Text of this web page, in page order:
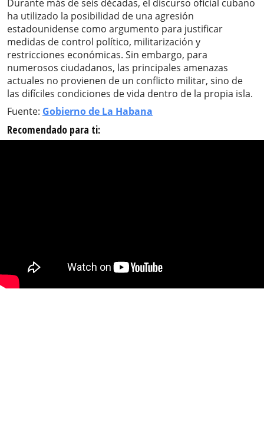
Durante más de seis décadas, el discurso oficial cubano
ha utilizado la posibilidad de una agresión
estadounidense como argumento para justificar
medidas de control político, militarización y
restricciones económicas. Sin embargo, para
numerosos ciudadanos, las principales amenazas
actuales no provienen de un conflicto militar, sino de
las difíciles condiciones de vida dentro de la propia isla.
Fuente: Gobierno de La Habana
Recomendado para ti: